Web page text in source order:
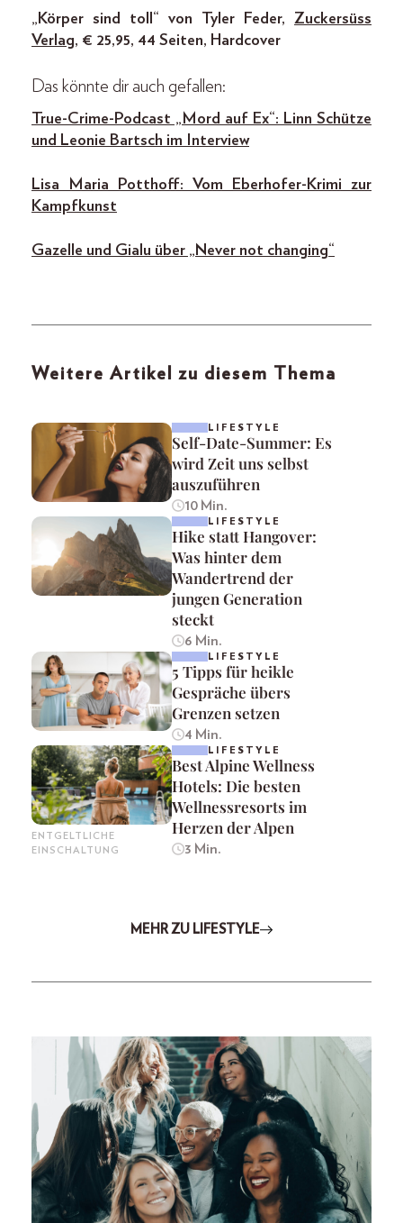
„Körper sind toll“ von Tyler Feder, Zuckersüss
Verlag, € 25,95, 44 Seiten, Hardcover
Das könnte dir auch gefallen:
True-Crime-Podcast „Mord auf Ex“: Linn Schütze
und Leonie Bartsch im Interview
Lisa Maria Potthoff: Vom Eberhofer-Krimi zur
Kampfkunst
Gazelle und Gialu über „Never not changing“
Weitere Artikel zu diesem Thema
LIFESTYLE
Self-Date-Summer: Es
wird Zeit uns selbst
auszuführen
10 Min.
LIFESTYLE
Hike statt Hangover:
Was hinter dem
Wandertrend der
jungen Generation
steckt
6 Min.
LIFESTYLE
5 Tipps für heikle
Gespräche übers
Grenzen setzen
4 Min.
ENTGELTLICHE
EINSCHALTUNG
LIFESTYLE
Best Alpine Wellness
Hotels: Die besten
Wellnessresorts im
Herzen der Alpen
3 Min.
MEHR ZU LIFESTYLE